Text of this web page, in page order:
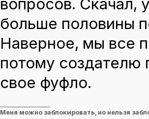
вопросов. Скачал,
больше половины
Наверное, мы все
потому создателю
свое фуфло.
Меня можно заблокировать, но нельзя